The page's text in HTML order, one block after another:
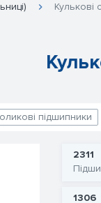
Кулькові
підшипники
2311
1306